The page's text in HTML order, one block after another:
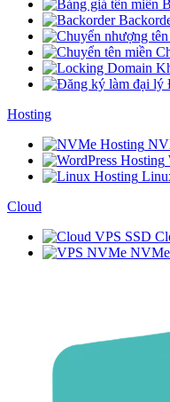
Hosting
Cloud
SSD